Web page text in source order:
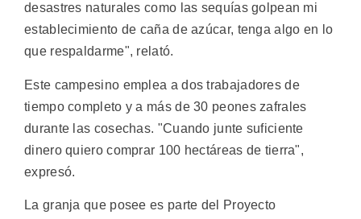
desastres naturales como las sequías golpean mi
establecimiento de caña de azúcar, tenga algo en lo
que respaldarme", relató.
Este campesino emplea a dos trabajadores de
tiempo completo y a más de 30 peones zafrales
durante las cosechas. "Cuando junte suficiente
dinero quiero comprar 100 hectáreas de tierra",
expresó.
La granja que posee es parte del Proyecto